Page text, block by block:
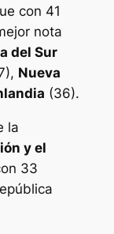
con 41
nota
del Sur
Nueva
(36).
la
y el
33